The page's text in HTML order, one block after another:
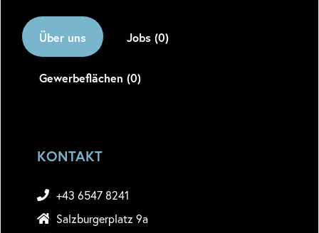
Über uns Jobs (0)
Gewerbeflächen (0)
KONTAKT
+43 6547 8241
Salzburgerplatz 9a